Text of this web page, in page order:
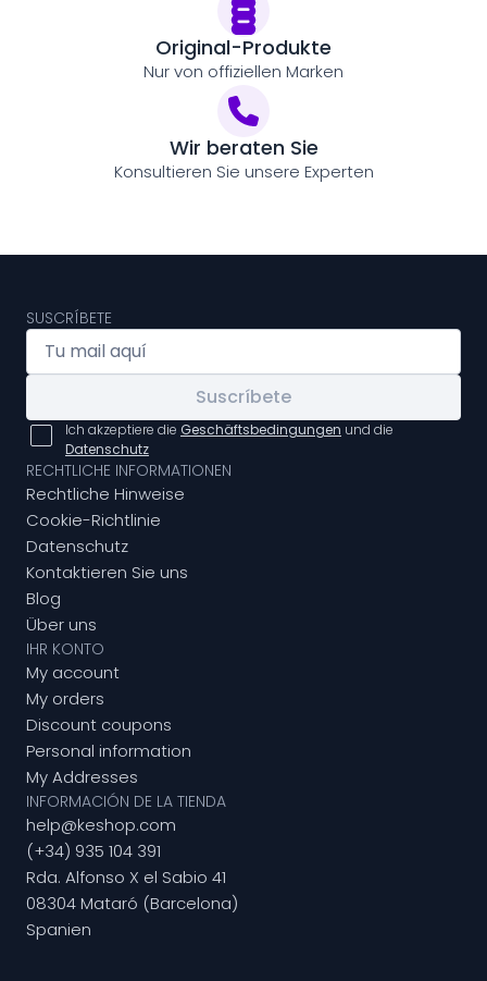
Original-Produkte
Nur von offiziellen Marken
Wir beraten Sie
Konsultieren Sie unsere Experten
SUSCRÍBETE
Suscríbete
Ich akzeptiere die Geschäftsbedingungen und die
Datenschutz
RECHTLICHE INFORMATIONEN
Rechtliche Hinweise
Cookie-Richtlinie
Datenschutz
Kontaktieren Sie uns
Blog
Über uns
IHR KONTO
My account
My orders
Discount coupons
Personal information
My Addresses
INFORMACIÓN DE LA TIENDA
help@keshop.com
(+34) 935 104 391
Rda. Alfonso X el Sabio 41
08304 Mataró (Barcelona)
Spanien